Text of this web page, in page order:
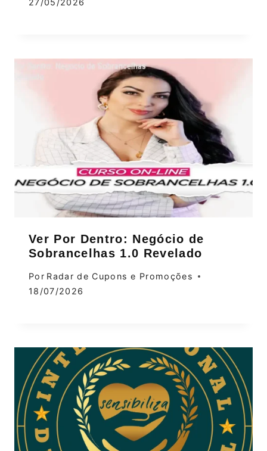
27/05/2026
Ver Por Dentro: Negócio de
Sobrancelhas 1.0 Revelado
Por Radar de Cupons e Promoções
18/07/2026